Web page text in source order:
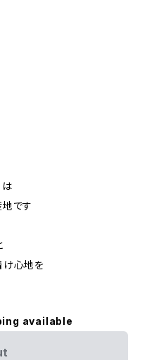
です
け心地を
available